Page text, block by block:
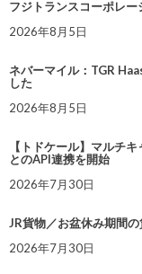
フジトランスコーポレ
2026年8月5日
ネバーマイル：TGR
した
2026年8月5日
【トドケール】マルチ
とのAPI連携を開始
2026年7月30日
JR貨物／お盆休み期間
2026年7月30日